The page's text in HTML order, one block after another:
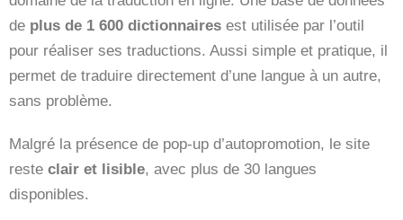
de plus de 1 600 dictionnaires est utilisée par l’outil
pour réaliser ses traductions. Aussi simple et pratique, il
permet de traduire directement d’une langue à un autre,
sans problème.
Malgré la présence de pop-up d’autopromotion, le site
reste clair et lisible, avec plus de 30 langues
disponibles.